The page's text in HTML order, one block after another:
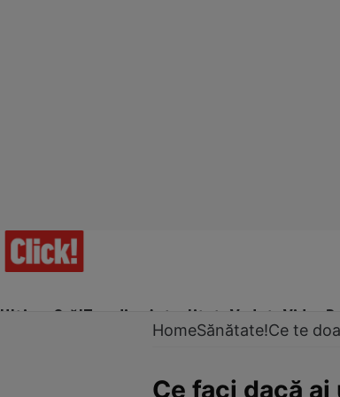
Ultima Oră!Trending Actualitate Vedete Video
HomeSănătate!Ce te
Ce faci dacă